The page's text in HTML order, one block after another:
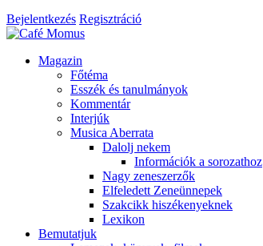
Bejelentkezés Regisztráció
Magazin
Főtéma
Esszék és tanulmányok
Kommentár
Interjúk
Musica Aberrata
Dalolj nekem
Információk a sorozathoz
Nagy zeneszerzők
Elfeledett Zeneünnepek
Szakcikk hiszékenyeknek
Lexikon
Bemutatjuk